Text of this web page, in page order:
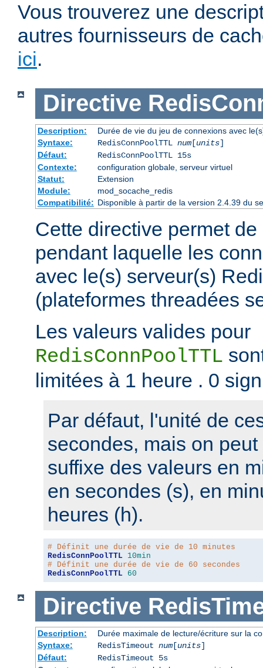
Vous trouverez une
autres fournisseurs de
ici.
Directive
Description:
Durée de vie du jeu de connexions avec
Syntaxe:
RedisConnPoolTTL num[units]
Défaut:
RedisConnPoolTTL 15s
Contexte:
configuration globale, serveur virtuel
Statut:
Extension
Module:
mod_socache_redis
Compatibilité: Disponible à partir de la version 2.4.39 du
Cette directive permet
pendant laquelle les
avec le(s) serveur(s)
(plateformes threadées
Les valeurs valides pour
RedisConnPoolTTL
limitées à 1 heure . 0
Par défaut, l'unité de
secondes, mais on
suffixe des valeurs en
en secondes (s), en
heures (h).
# Définit une durée de vie de 10 minutes
RedisConnPoolTTL 10min
# Définit une durée de vie de 60 secondes
RedisConnPoolTTL 60
Directive
Description:
Durée maximale de lecture/écriture sur la
Syntaxe:
RedisTimeout num[units]
Défaut:
RedisTimeout 5s